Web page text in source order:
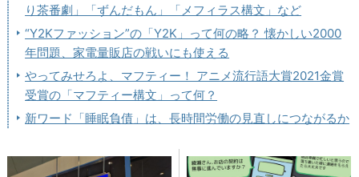
り茶番劇」「ずんだもん」「メフィラス構文」など
“Y2Kファッション”の「Y2K」って何の略？ 懐かしい2000
年問題、家電量販店の戦いにも使える
やってみせろよ、マフティー！ アニメ流行語大賞2021金賞
受賞の「マフティー構文」って何？
新ワード「睡眠負債」は、長時間労働の見直しにつながるか